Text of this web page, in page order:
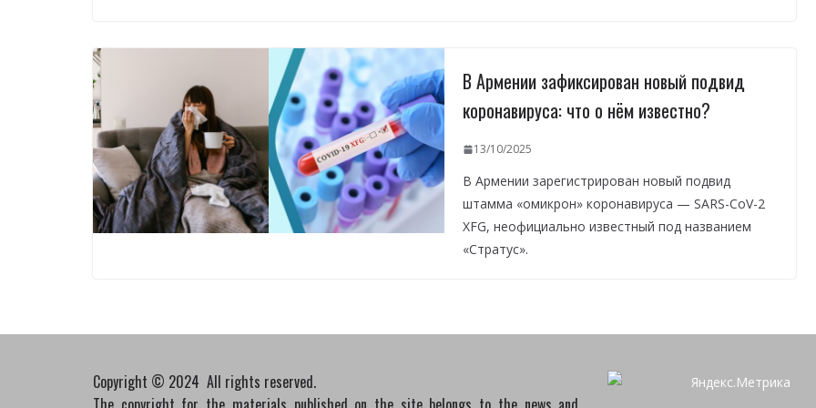
В Армении зафиксирован новый подвид
коронавируса: что о нём известно?
13/10/2025
В Армении зарегистрирован новый подвид
штамма «омикрон» коронавируса — SARS-CoV-2
XFG, неофициально известный под названием
«Стратус».
Copyright © 2024 All rights reserved.